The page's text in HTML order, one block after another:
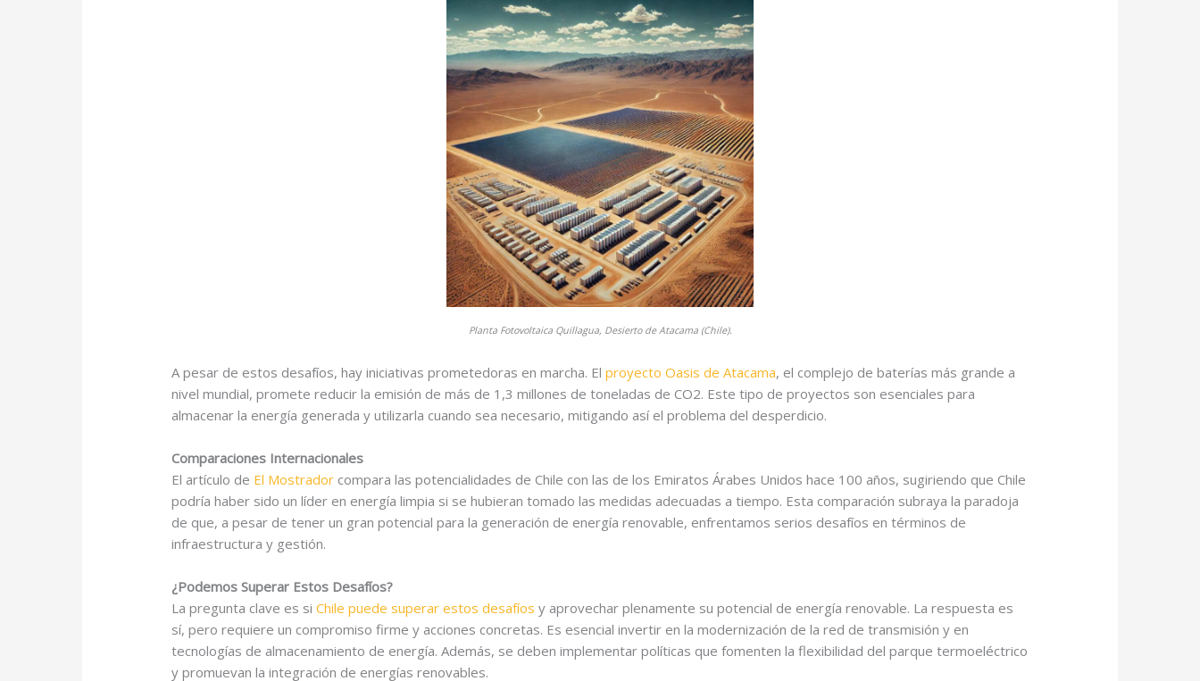
Planta Fotovoltaica Quillagua, Desierto de Atacama (Chile).
A pesar de estos desafíos, hay iniciativas prometedoras en marcha. Elproyecto Oasis de Atacama, el complejo de baterías más grande a
nivel mundial, promete reducir la emisión de más de 1,3 millones de toneladas de CO2. Este tipo de proyectos son esenciales para
almacenar la energía generada y utilizarla cuando sea necesario, mitigando así el problema del desperdicio.
Comparaciones Internacionales
El artículo de El Mostrador compara las potencialidades de Chile con las de los Emiratos Árabes Unidos hace 100 años, sugiriendo que Chile
podría haber sido un líder en energía limpia si se hubieran tomado las medidas adecuadas a tiempo. Esta comparación subraya la paradoja
de que, a pesar de tener un gran potencial para la generación de energía renovable, enfrentamos serios desafíos en términos de
infraestructura y gestión.
¿Podemos Superar Estos Desafíos?
La pregunta clave es siChile puede superar estos desafíos y aprovechar plenamente su potencial de energía renovable. La respuesta es
sí, pero requiere un compromiso firme y acciones concretas. Es esencial invertir en la modernización de la red de transmisión y en
tecnologías de almacenamiento de energía. Además, se deben implementar políticas que fomenten la flexibilidad del parque termoeléctrico
y promuevan la integración de energías renovables.